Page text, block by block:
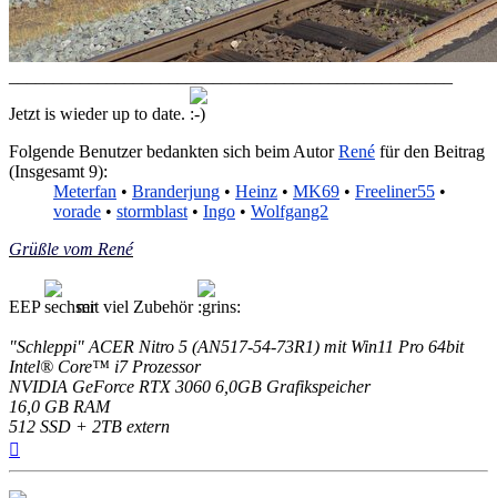
Jetzt is wieder up to date.
Folgende Benutzer bedankten sich beim AutorRené für den Beitrag
(Insgesamt 9):
Meterfan • Branderjung • Heinz • MK69 • Freeliner55 •
vorade • stormblast • Ingo • Wolfgang2
Grüßle vom René
EEP mit viel Zubehör
"Schleppi" ACER Nitro 5 (AN517-54-73R1) mit Win11 Pro 64bit
Intel® Core™ i7 Prozessor
NVIDIA GeForce RTX 3060 6,0GB Grafikspeicher
16,0 GB RAM
512 SSD + 2TB extern